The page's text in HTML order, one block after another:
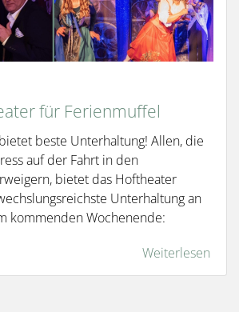
für Ferienmuffel
beste Unterhaltung! Allen, die
auf der Fahrt in den
bietet das Hoftheater
Unterhaltung an
kommenden Wochenende:
Weiterlesen